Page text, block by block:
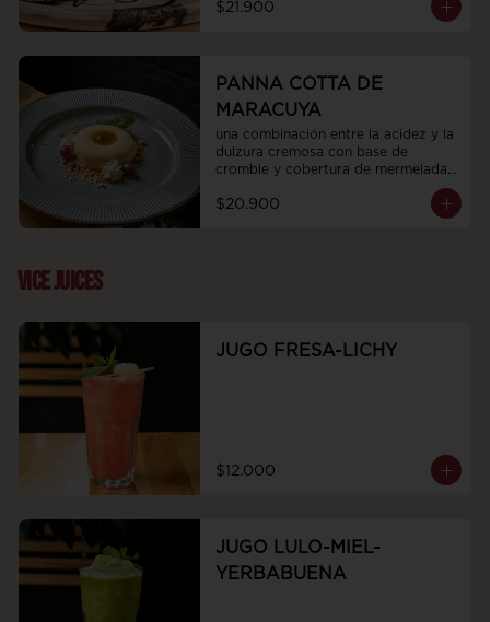
$21.900
PANNA COTTA DE
MARACUYA
una combinación entre la acidez y la
dulzura cremosa con base de
cromble y cobertura de mermelada
$20.900
VICE JUICES
JUGO FRESA-LICHY
$12.000
JUGO LULO-MIEL-
YERBABUENA